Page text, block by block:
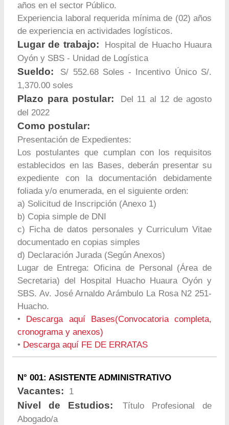
años en el sector Público.
Experiencia laboral requerida mínima de (02) años
de experiencia en actividades logísticos.
Lugar de trabajo:
Hospital de Huacho Huaura
Oyón y SBS - Unidad de Logística
Sueldo:
S/ 552.68 Soles - Incentivo Único S/.
1,370.00 soles
Plazo para postular:
Del 11 al 12 de agosto
del 2022
Como postular:
Presentación de Expedientes:
Los postulantes que cumplan con los requisitos
establecidos en las Bases, deberán presentar su
expediente con la documentación debidamente
foliada y/o enumerada, en el siguiente orden:
a) Solicitud de Inscripción (Anexo 1)
b) Copia simple de DNI
c) Ficha de datos personales y Curriculum Vitae
documentado en copias simples
d) Declaración Jurada (Según Anexos)
Lugar de Entrega: Oficina de Personal (Área de
Secretaria) del Hospital Huacho Huaura Oyón y
SBS. Av. José Arnaldo Arámbulo La Rosa N2 251-
Huacho.
•
Descarga aquí Bases(Convocatoria completa,
cronograma y anexos)
• Descarga aquí FE DE ERRATAS
N° 001: ASISTENTE ADMINISTRATIVO
Vacantes: 1
Nivel de Estudios:
Título Profesional de
Abogado/a